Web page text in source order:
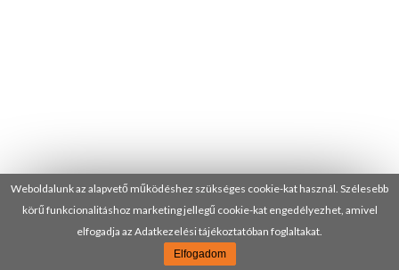
Weboldalunk az alapvető működéshez szükséges cookie-kat használ. Szélesebb
körű funkcionalitáshoz marketing jellegű cookie-kat engedélyezhet, amivel
elfogadja az Adatkezelési tájékoztatóban foglaltakat.
Elfogadom